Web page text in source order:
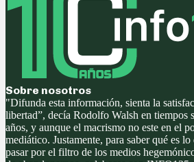
Sobre nosotros
"Difunda esta información, sienta la
libertad”, decía Rodolfo Walsh en tiempos
años, y aunque el macrismo no este en el
mediático. Justamente, para saber qué es
pasar por el filtro de los medios